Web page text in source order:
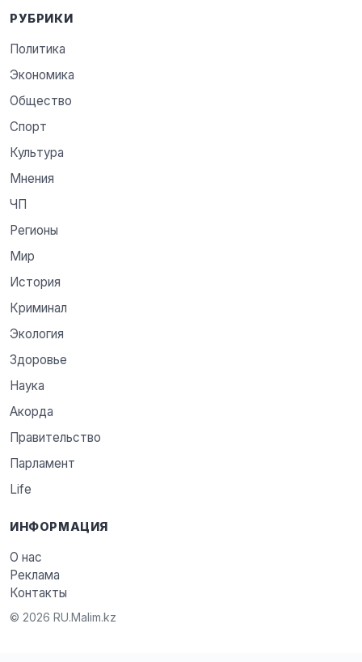
РУБРИКИ
Политика
Экономика
Общество
Спорт
Культура
Мнения
ЧП
Регионы
Мир
История
Криминал
Экология
Здоровье
Наука
Акорда
Правительство
Парламент
Life
ИНФОРМАЦИЯ
О нас
Реклама
Контакты
© 2026 RU.Malim.kz